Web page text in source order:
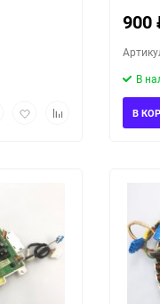
ДобавитьДобавить
900
В
В